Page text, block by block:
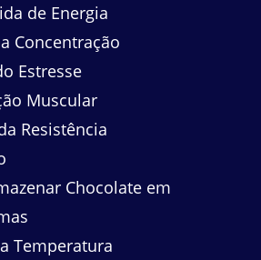
de Energia
Concentração
Estresse
Muscular
Resistência
Chocolate em
Temperatura